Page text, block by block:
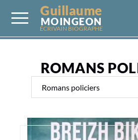
Guillaume
MOINGEON
ÉCRIVAIN BIOGRAPHE
ROMANS